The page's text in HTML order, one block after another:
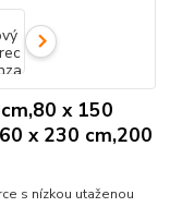
x 150
x 230 cm,200
s nízkou utaženou